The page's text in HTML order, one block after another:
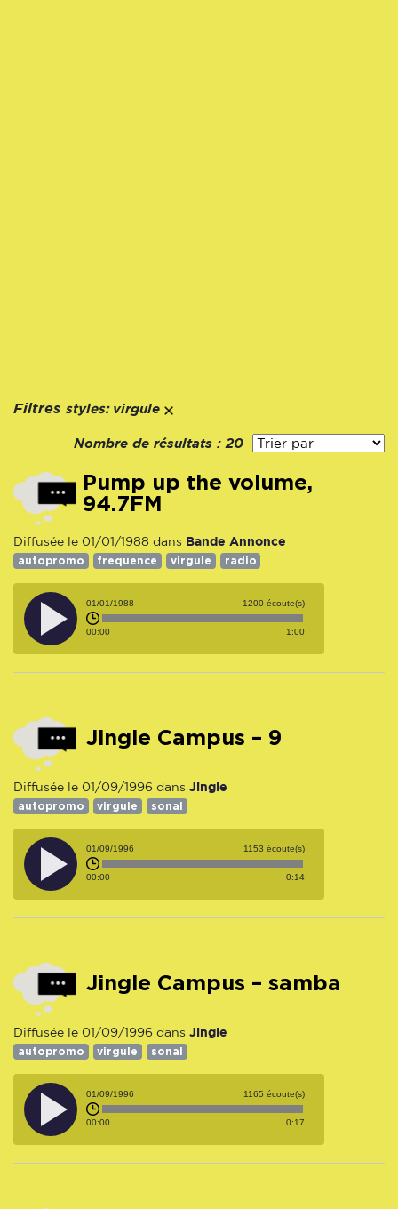
Filtres styles: virgule
Nombre de résultats : 20
Pump up the volume,
94.7FM
Diffusée le 01/01/1988 dans Bande Annonce
autopromo frequence virgule radio
01/01/1988 1200 écoute(s)
00:00 1:00
Jingle Campus – 9
Diffusée le 01/09/1996 dans Jingle
autopromo virgule sonal
01/09/1996 1153 écoute(s)
00:00 0:14
Jingle Campus – samba
Diffusée le 01/09/1996 dans Jingle
autopromo virgule sonal
01/09/1996 1165 écoute(s)
00:00 0:17